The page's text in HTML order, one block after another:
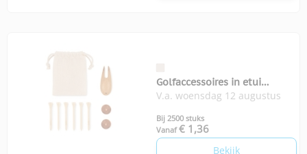
Golfaccessoires in etui
Dormie
V.a. woensdag 12 augustus
Bij 2500 stuks
Vanaf € 1,36
Bekijk